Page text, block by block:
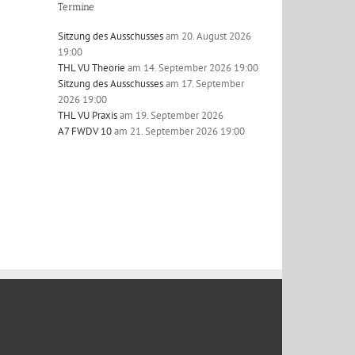
Termine
Sitzung des Ausschussesam 20. August 2026
19:00
THL VU Theorie am 14. September 2026 19:00
Sitzung des Ausschussesam 17. September
2026 19:00
THL VU Praxisam 19. September 2026
A7 FWDV 10am 21. September 2026 19:00